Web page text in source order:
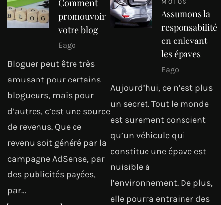
Comment
promouvoir
votre blog
Eago
Bloguer peut être très
amusant pour certains
blogueurs, mais pour
d’autres, c’est une source
de revenus. Que ce
revenu soit généré par la
campagne AdSense, par
des publicités payées,
par…
MOTOS
Assumons la
responsabilité
en enlevant
les épaves
Eago
Aujourd’hui, ce n’est plus
un secret. Tout le monde
est surement conscient
qu’un véhicule qui
constitue une épave est
nuisible à
l’environnement. De plus,
elle pourra entrainer des